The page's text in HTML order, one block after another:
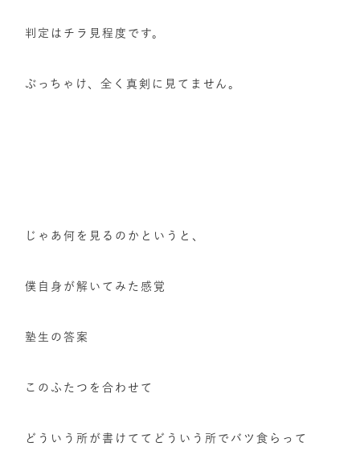
判定はチラ見程度です。
ぶっちゃけ、全く真剣に見てません。
じゃあ何を見るのかというと、
僕自身が解いてみた感覚
塾生の答案
このふたつを合わせて
どういう所が書けててどういう所でバツ食らって